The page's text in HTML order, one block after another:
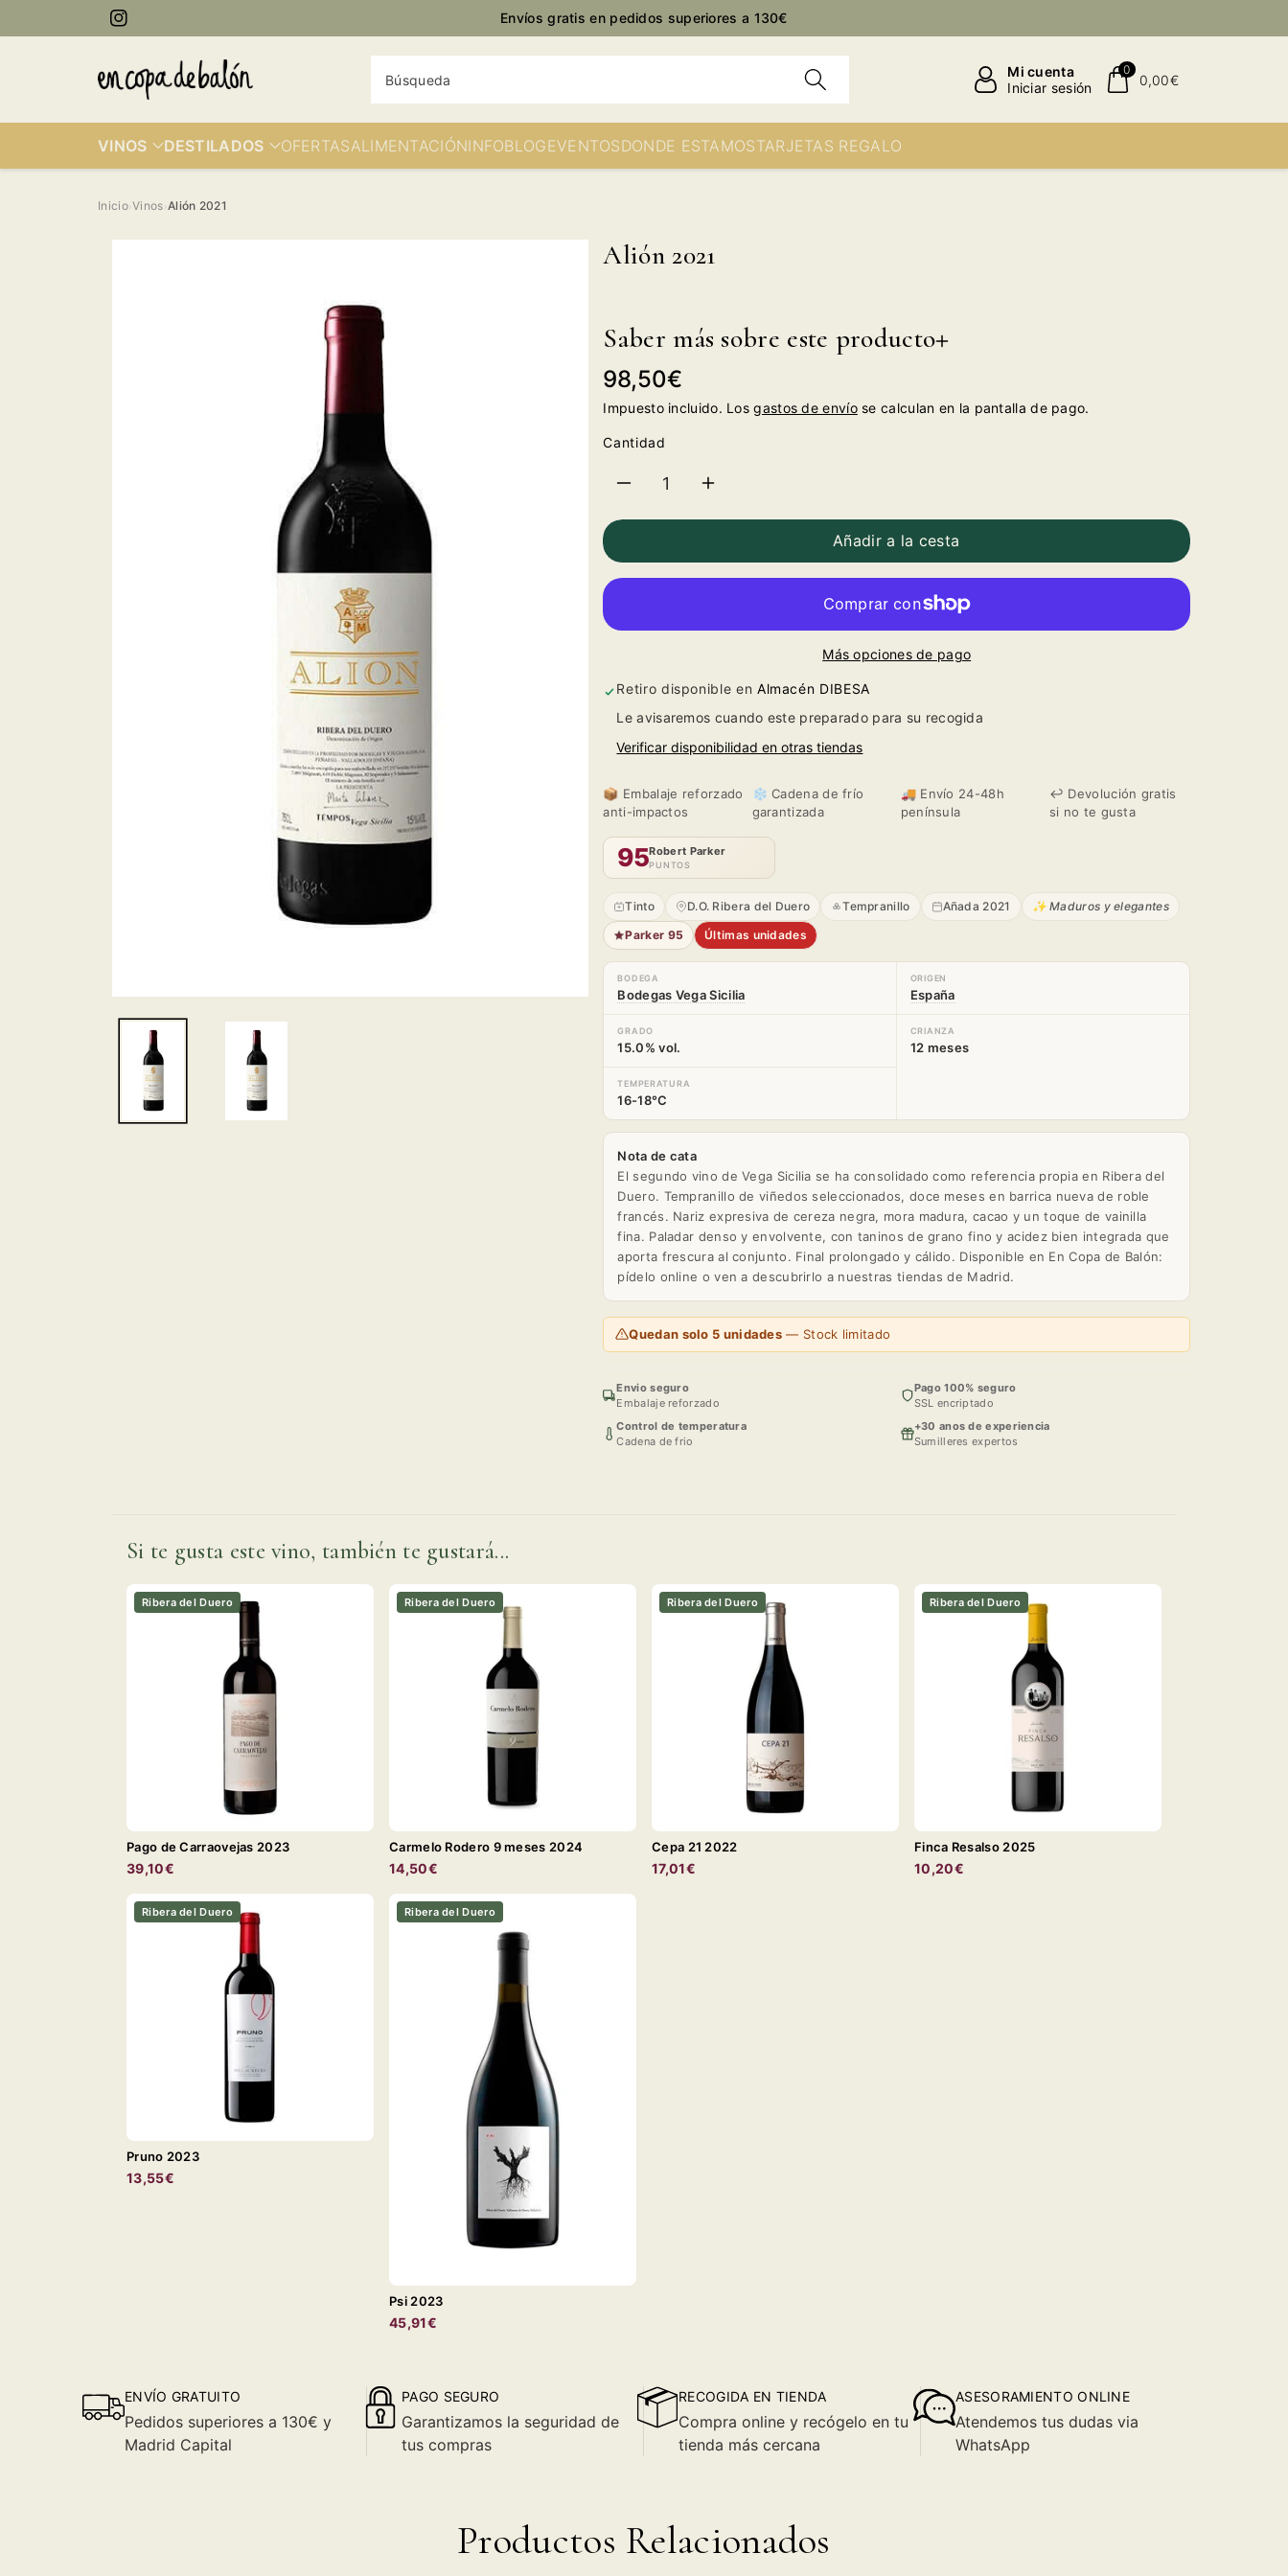
Instagram
Envíos gratis en pedidos superiores a 130€
Búsqueda
Mi cuenta
Iniciar sesión
0
0,00€
VINOS DESTILADOS OFERTASALIMENTACIÓNINFOBLOGEVENTOSDONDE ESTAMOSTARJETAS REGALO
Inicio›Vinos›Alión 2021
Alión 2021
Saber más sobre este producto
Precio
habitual
98,50€
Impuesto incluido. Losgastos de envíose calculan en la pantalla de pago.
Cantidad
para
Alión
para
Alión
Añadir a la cesta
Más opciones de pago
Retiro disponible en Almacén DIBESA
Le avisaremos cuando este preparado para su recogida
Verificar disponibilidad en otras tiendas
📦 Embalaje reforzado
anti-impactos
❄️ Cadena de frío
garantizada
🚚 Envío 24-48h
península
↩️ Devolución gratis
si no te gusta
95Robert Parker
PUNTOS
Tinto D.O. Ribera del Duero Tempranillo Añada 2021
✨ Maduros y elegantes
Parker 95
Últimas unidades
BODEGA
Bodegas Vega Sicilia
ORIGEN
España
GRADO
15.0% vol.
CRIANZA
12 meses
TEMPERATURA
16-18°C
Nota de cata
El segundo vino de Vega Sicilia se ha consolidado como referencia propia en Ribera del
Duero. Tempranillo de viñedos seleccionados, doce meses en barrica nueva de roble
francés. Nariz expresiva de cereza negra, mora madura, cacao y un toque de vainilla
fina. Paladar denso y envolvente, con taninos de grano fino y acidez bien integrada que
aporta frescura al conjunto. Final prolongado y cálido. Disponible en En Copa de Balón:
pídelo online o ven a descubrirlo a nuestras tiendas de Madrid.
Quedan solo 5 unidades — Stock limitado
Envio seguro
Embalaje reforzado
Pago 100% seguro
SSL encriptado
Control de temperatura
Cadena de frio
+30 anos de experiencia
Sumilleres expertos
Si te gusta este vino, también te gustará...
Ribera del Duero
Pago de Carraovejas 2023
39,10€
Ribera del Duero
Carmelo Rodero 9 meses 2024
14,50€
Ribera del Duero
Cepa 21 2022
17,01€
Ribera del Duero
Finca Resalso 2025
10,20€
Ribera del Duero
Pruno 2023
13,55€
Ribera del Duero
Psi 2023
45,91€
ENVÍO GRATUITO
Pedidos superiores a 130€ y
Madrid Capital
PAGO SEGURO
Garantizamos la seguridad de
tus compras
RECOGIDA EN TIENDA
Compra online y recógelo en tu
tienda más cercana
ASESORAMIENTO ONLINE
Atendemos tus dudas via
WhatsApp
Productos Relacionados